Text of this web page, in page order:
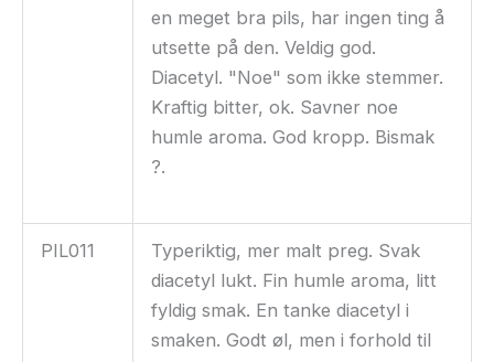
en meget bra pils, har ingen ting å
utsette på den. Veldig god.
Diacetyl. "Noe" som ikke stemmer.
Kraftig bitter, ok. Savner noe
humle aroma. God kropp. Bismak
?.
PIL011
Typeriktig, mer malt preg. Svak
diacetyl lukt. Fin humle aroma, litt
fyldig smak. En tanke diacetyl i
smaken. Godt øl, men i forhold til